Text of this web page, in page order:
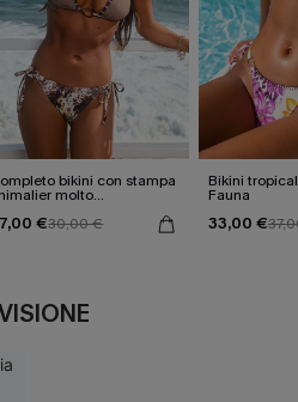
bikini con stampa
molto
€30,00 €
Bikini
Fauna
33,00 €